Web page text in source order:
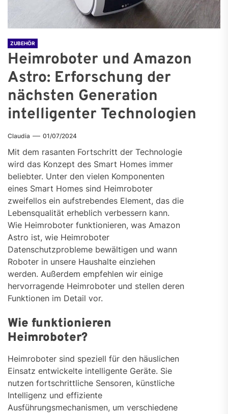
ZUBEHÖR
Heimroboter und Amazon
Astro: Erforschung der
nächsten Generation
intelligenter Technologien
Claudia 01/07/2024
Mit dem rasanten Fortschritt der Technologie
wird das Konzept des Smart Homes immer
beliebter. Unter den vielen Komponenten
eines Smart Homes sind Heimroboter
zweifellos ein aufstrebendes Element, das die
Lebensqualität erheblich verbessern kann.
Wie Heimroboter funktionieren, was Amazon
Astro ist, wie Heimroboter
Datenschutzprobleme bewältigen und wann
Roboter in unsere Haushalte einziehen
werden. Außerdem empfehlen wir einige
hervorragende Heimroboter und stellen deren
Funktionen im Detail vor.
Wie funktionieren
Heimroboter?
Heimroboter sind speziell für den häuslichen
Einsatz entwickelte intelligente Geräte. Sie
nutzen fortschrittliche Sensoren, künstliche
Intelligenz und effiziente
Ausführungsmechanismen, um verschiedene